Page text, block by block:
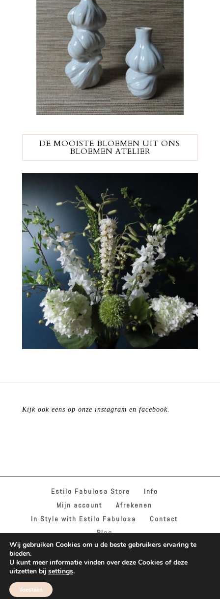
DE MOOISTE BLOEMEN UIT ONS
BLOEMEN ATELIER
Kijk ook eens op onze instagram en facebook.
Estilo Fabulosa Store
Info
Mijn account
Afrekenen
In Style with Estilo Fabulosa
Contact
Blog
Wij gebruiken Cookies om u de beste gebruikers ervaring te
bieden.
U kunt meer informatie vinden over deze Cookies of deze
uitzetten bij settings.
Toestaan